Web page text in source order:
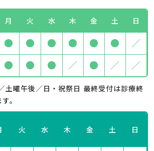
月 火 水 木 金 土 日
● ● ● ● ● ● ／
● ● ● ／ ● ／ ／
土曜午後／日・祝祭日 最終受付は診療終
。
火 水 木 金 土 日